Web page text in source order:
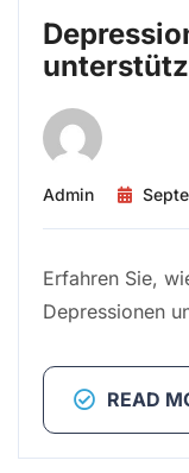
Admin
Erfahren Sie,
Depressionen
READ